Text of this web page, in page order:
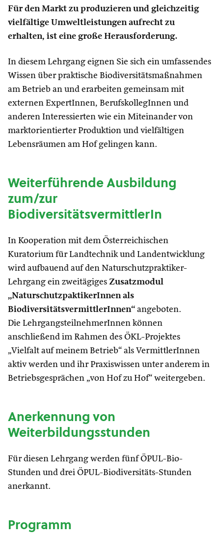
Für den Markt zu produzieren und gleichzeitig
vielfältige Umweltleistungen aufrecht zu
erhalten, ist eine große Herausforderung.
In diesem Lehrgang eignen Sie sich ein umfassendes
Wissen über praktische Biodiversitätsmaßnahmen
am Betrieb an und erarbeiten gemeinsam mit
externen ExpertInnen, BerufskollegInnen und
anderen Interessierten wie ein Miteinander von
marktorientierter Produktion und vielfältigen
Lebensräumen am Hof gelingen kann.
Weiterführende Ausbildung
zum/zur
BiodiversitätsvermittlerIn
In Kooperation mit dem Österreichischen
Kuratorium für Landtechnik und Landentwicklung
wird aufbauend auf den Naturschutzpraktiker-
Lehrgang ein zweitägiges Zusatzmodul
„NaturschutzpaktikerInnen als
BiodiversitätsvermittlerInnen“ angeboten.
Die LehrgangsteilnehmerInnen können
anschließend im Rahmen des ÖKL-Projektes
„Vielfalt auf meinem Betrieb“ als VermittlerInnen
aktiv werden und ihr Praxiswissen unter anderem in
Betriebsgesprächen „von Hof zu Hof“ weitergeben.
Anerkennung von
Weiterbildungsstunden
Für diesen Lehrgang werden fünf ÖPUL-Bio-
Stunden und drei ÖPUL-Biodiversitäts-Stunden
anerkannt.
Programm